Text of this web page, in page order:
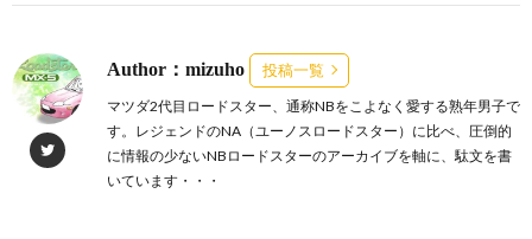
Author：mizuho
投稿一覧
マツダ2代目ロードスター、通称NBをこよなく愛する熟年男子で
す。レジェンドのNA（ユーノスロードスター）に比べ、圧倒的
に情報の少ないNBロードスターのアーカイブを軸に、駄文を書
いています・・・